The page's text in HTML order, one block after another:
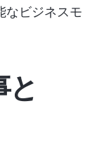
なビジネスモ
と